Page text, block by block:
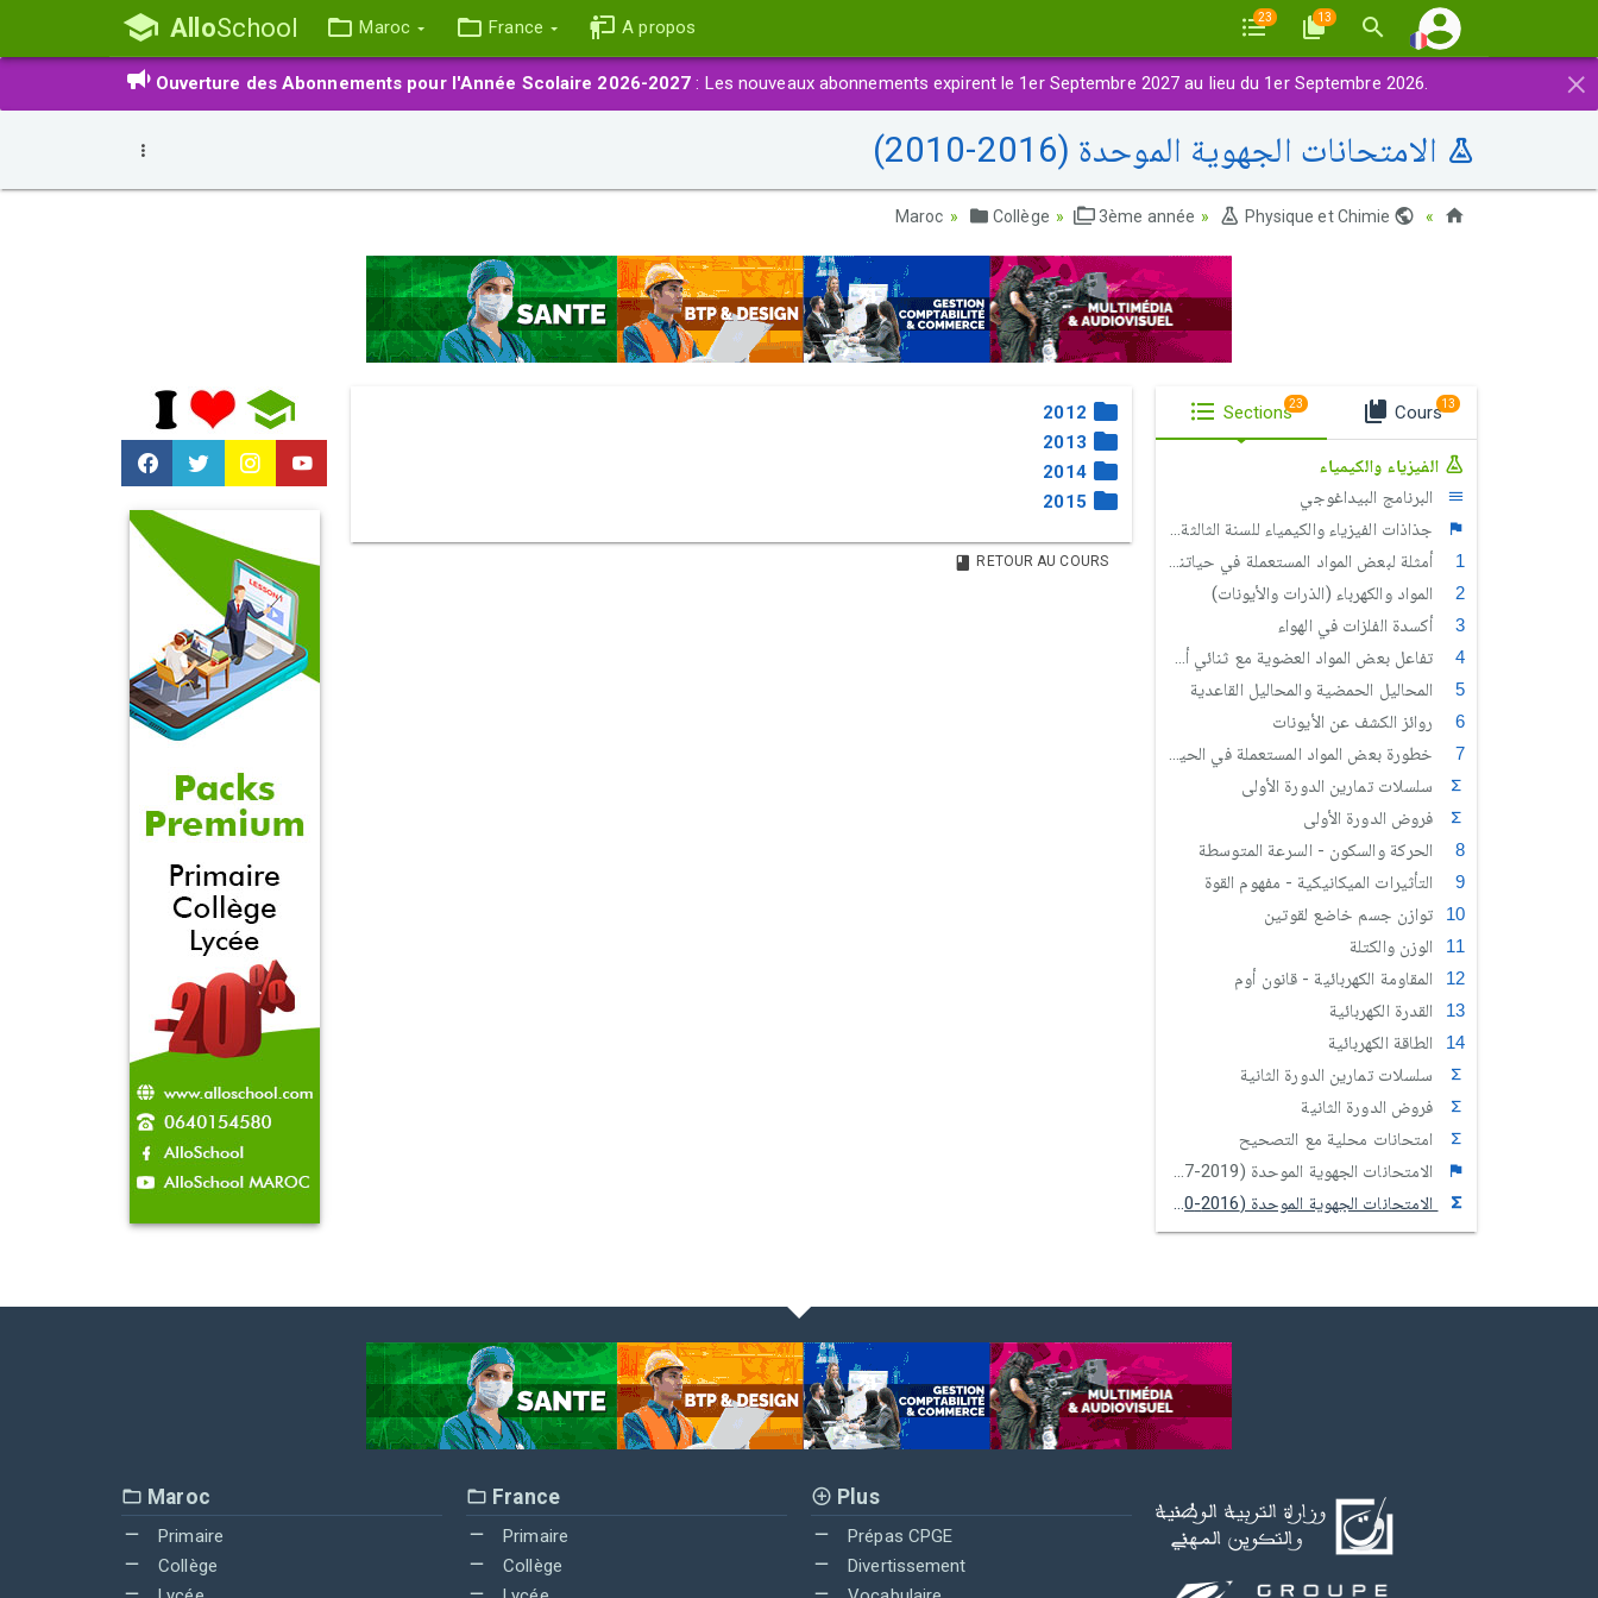
AlloSchool Maroc France A propos 23 13
×
Ouverture des Abonnements pour l'Année Scolaire 2026-2027 : Les nouveaux abonnements expirent le 1er Septembre 2027 au lieu du 1er Septembre 2026.
الامتحانات الجهوية الموحدة (2016-2010)
Collège 3ème année Physique et Chimie
2012
2013
2014
2015
RETOUR AU COURS
Sections23 Cours13
الفيزياء والكيمياء
البرنامج البيداغوجي
جذاذات الفيزياء والكيمياء للسنة الثالثة إعدادي
أمثلة لبعض المواد المستعملة في حياتنا اليومية
المواد والكهرباء (الذرات والأيونات)
أكسدة الفلزات في الهواء
تفاعل بعض المواد العضوية مع ثنائي أوكسجين الهواء
المحاليل الحمضية والمحاليل القاعدية
روائز الكشف عن الأيونات
خطورة بعض المواد المستعملة في الحياة اليومية على الصحة والبيئة
سلسلات تمارين الدورة الأولى
فروض الدورة الأولى
الحركة والسكون - السرعة المتوسطة
التأثيرات الميكانيكية - مفهوم القوة
توازن جسم خاضع لقوتين
الوزن والكتلة
المقاومة الكهربائية - قانون أوم
القدرة الكهربائية
الطاقة الكهربائية
سلسلات تمارين الدورة الثانية
فروض الدورة الثانية
امتحانات محلية مع التصحيح
الامتحانات الجهوية الموحدة (2019-2017)
الامتحانات الجهوية الموحدة (2016-2010)
Maroc
Primaire
Collège
France
Primaire
Collège
Plus
Prépas CPGE
Divertissement